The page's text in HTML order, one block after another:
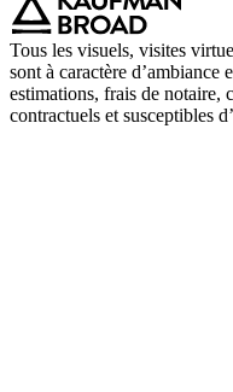
Tous les visuels, visites
sont à caractère
estimations, frais de notaire,
contractuels et susceptibles